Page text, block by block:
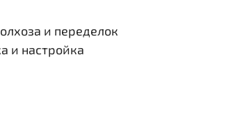
и переделок
и настройка